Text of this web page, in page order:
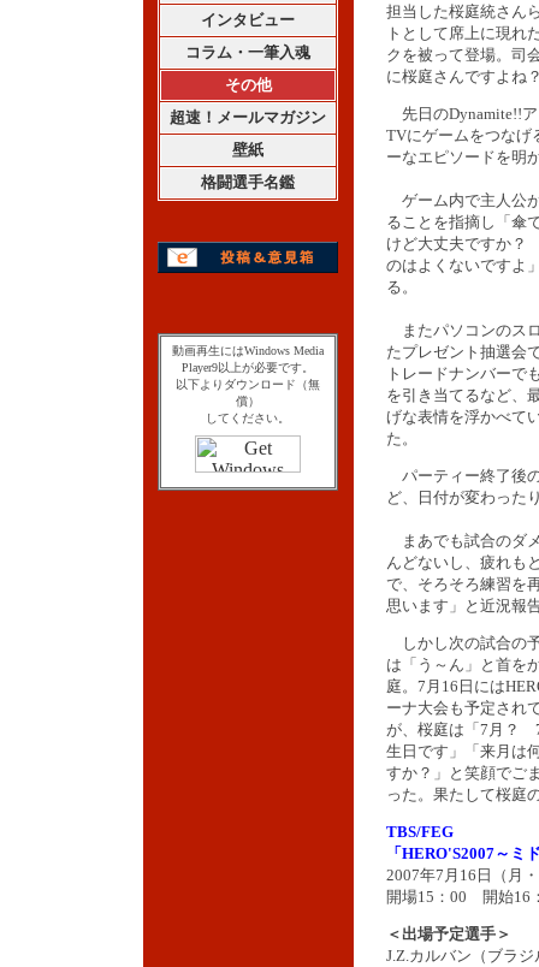
インタビュー
コラム・一筆入魂
その他
超速！メールマガジン
壁紙
格闘選手名鑑
動画再生にはWindows Media
Player9以上が必要です。
以下よりダウンロード（無
償）
してください。
担当した桜庭統さん
トとして席上に現れ
クを被って登場。司
に桜庭さんですよね
先日のDynamite!!
TVにゲームをつなげ
ーなエピソードを明
ゲーム内で主人公
ることを指摘し「傘
けど大丈夫ですか
のはよくないですよ
る。
またパソコンのス
たプレゼント抽選会
トレードナンバーで
を引き当てるなど、
げな表情を浮かべて
た。
パーティー終了後
ど、日付が変わった
まあでも試合のダ
んどないし、疲れも
で、そろそろ練習を
思います」と近況報
しかし次の試合の
は「う～ん」と首を
庭。7月16日には
ーナ大会も予定され
が、桜庭は「7月？
生日です」「来月は
すか？」と笑顔でご
った。果たして桜庭
TBS/FEG
「HERO'S2007～ミ
2007年7月16日（月
開場15：00 開始16
＜出場予定選手＞
J.Z.カルバン（ブラ